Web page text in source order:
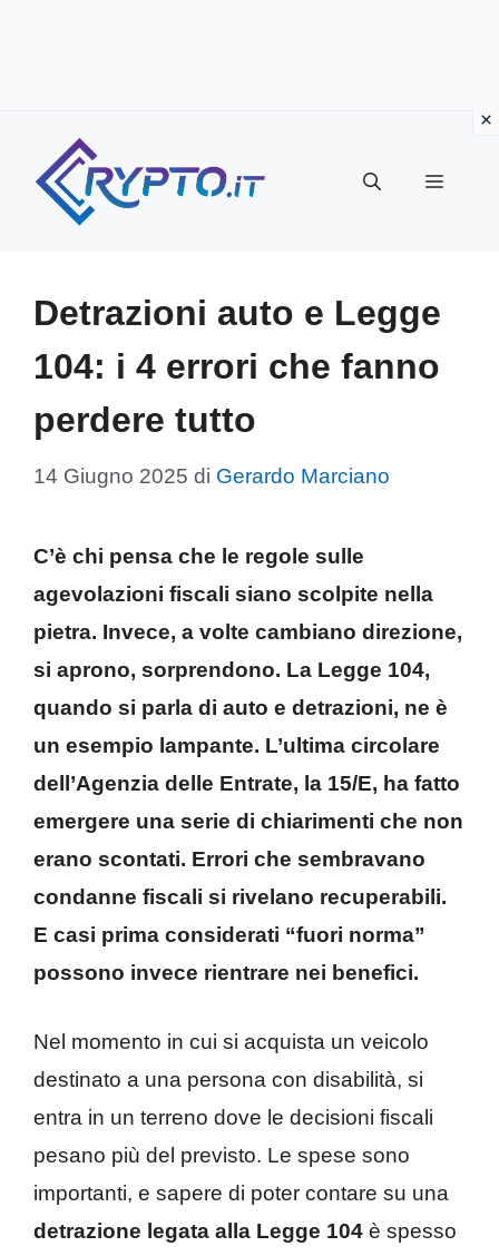
contenuto
Menu
Detrazioni auto e Legge
104: i 4 errori che fanno
perdere tutto
14 Giugno 2025 di Gerardo Marciano
C’è chi pensa che le regole sulle
agevolazioni fiscali siano scolpite nella
pietra. Invece, a volte cambiano direzione,
si aprono, sorprendono. La Legge 104,
quando si parla di auto e detrazioni, ne è
un esempio lampante. L’ultima circolare
dell’Agenzia delle Entrate, la 15/E, ha fatto
emergere una serie di chiarimenti che non
erano scontati. Errori che sembravano
condanne fiscali si rivelano recuperabili.
E casi prima considerati “fuori norma”
possono invece rientrare nei benefici.
Nel momento in cui si acquista un veicolo
destinato a una persona con disabilità, si
entra in un terreno dove le decisioni fiscali
pesano più del previsto. Le spese sono
importanti, e sapere di poter contare su una
detrazione legata alla Legge 104 è spesso